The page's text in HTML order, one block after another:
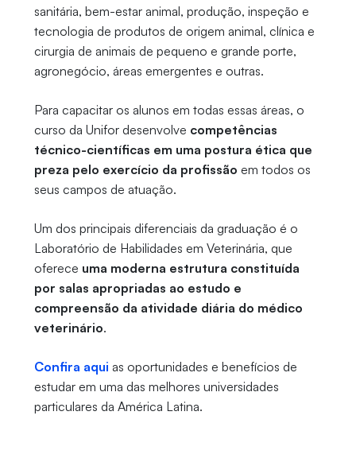
sanitária, bem-estar animal, produção, inspeção e
tecnologia de produtos de origem animal, clínica e
cirurgia de animais de pequeno e grande porte,
agronegócio, áreas emergentes e outras.
Para capacitar os alunos em todas essas áreas, o
curso da Unifor desenvolve competências
técnico-científicas em uma postura ética que
preza pelo exercício da profissão em todos os
seus campos de atuação.
Um dos principais diferenciais da graduação é o
Laboratório de Habilidades em Veterinária, que
oferece uma moderna estrutura constituída
por salas apropriadas ao estudo e
compreensão da atividade diária do médico
veterinário.
Confira aqui as oportunidades e benefícios de
estudar em uma das melhores universidades
particulares da América Latina.